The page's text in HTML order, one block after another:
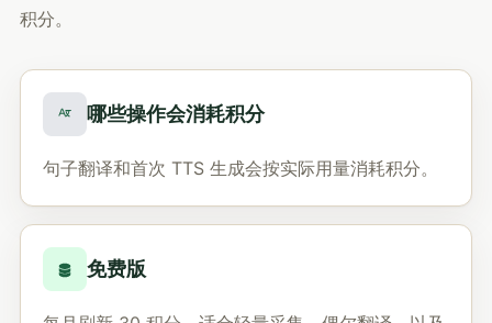
积分。
哪些操作会消耗积分
句子翻译和首次 TTS 生成会按实际用量消耗积分。
免费版